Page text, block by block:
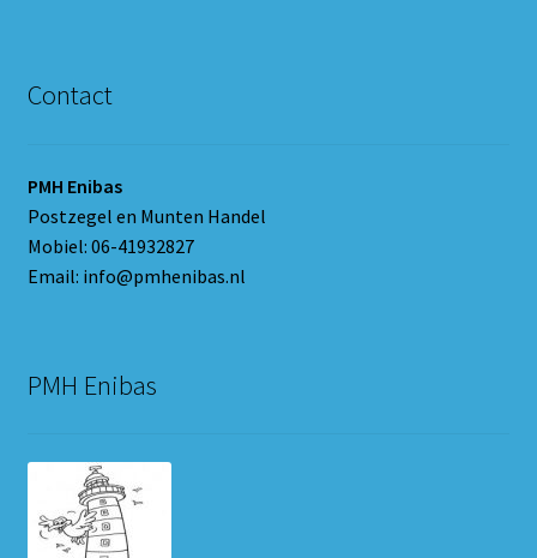
Contact
PMH Enibas
Postzegel en Munten Handel
Mobiel: 06-41932827
Email: info@pmhenibas.nl
PMH Enibas